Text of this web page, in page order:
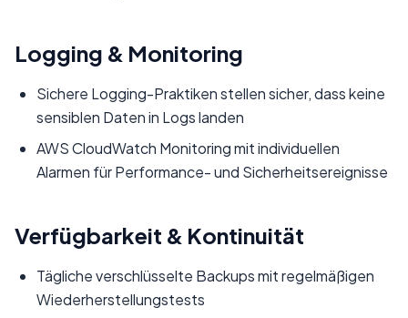
Logging & Monitoring
Sichere Logging-Praktiken stellen sicher, dass keine
sensiblen Daten in Logs landen
AWS CloudWatch Monitoring mit individuellen
Alarmen für Performance- und Sicherheitsereignisse
Verfügbarkeit & Kontinuität
Tägliche verschlüsselte Backups mit regelmäßigen
Wiederherstellungstests